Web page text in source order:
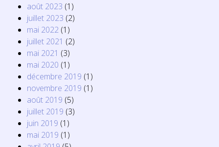
août 2023 (1)
juillet 2023 (2)
mai 2022 (1)
juillet 2021 (2)
mai 2021 (3)
mai 2020 (1)
décembre 2019 (1)
novembre 2019 (1)
août 2019 (5)
juillet 2019 (3)
juin 2019 (1)
mai 2019 (1)